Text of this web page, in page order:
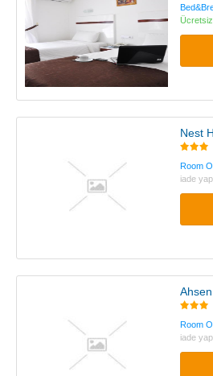
Nest
Room
iade
Room
iade